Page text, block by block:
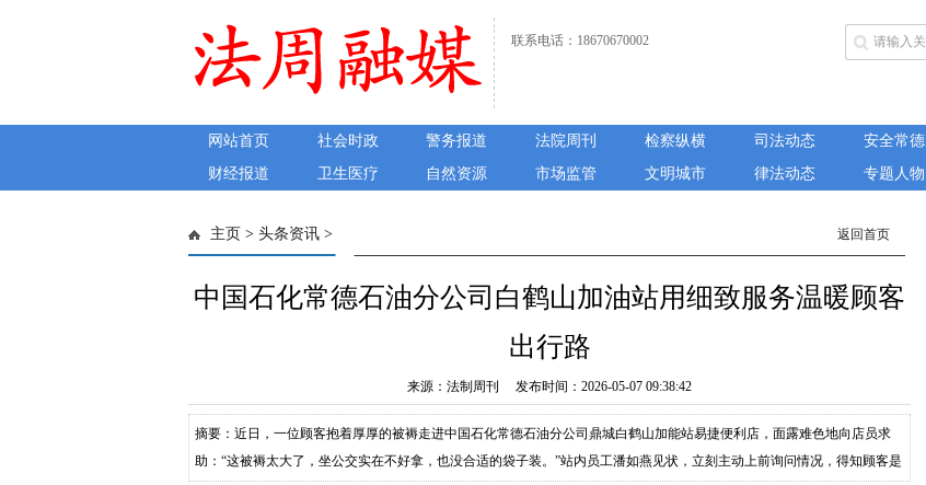
联系电话：18670670002
网站首页 社会时政 警务报道 法院周刊 检察纵横 司法动态 安全常德
财经报道
卫生医疗 自然资源 市场监管 文明城市 律法动态 专题人物
主页 > 头条资讯 > 返回首页
中国石化常德石油分公司白鹤山加油站用细致服务温暖顾客
出行路
来源：法制周刊 发布时间：2026-05-07 09:38:42
摘要：近日，一位顾客抱着厚厚的被褥走进中国石化常德石油分公司鼎城白鹤山加能站易捷便利店，面露难色地向店员求
助：“这被褥太大了，坐公交实在不好拿，也没合适的袋子装。”站内员工潘如燕见状，立刻主动上前询问情况，得知顾客是